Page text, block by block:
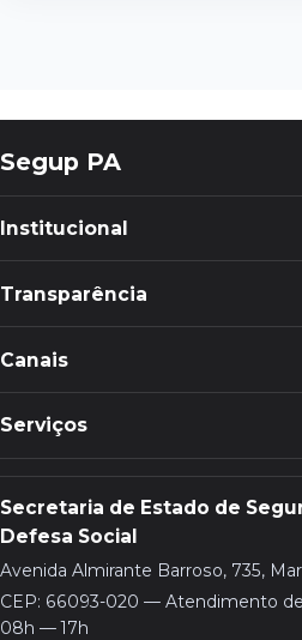
Segup PA
Institucional
Transparência
Canais
Serviços
Secretaria de Estado de
Defesa Social
Avenida Almirante Barroso, 735,
CEP: 66093-020 — Atendimento
08h — 17h